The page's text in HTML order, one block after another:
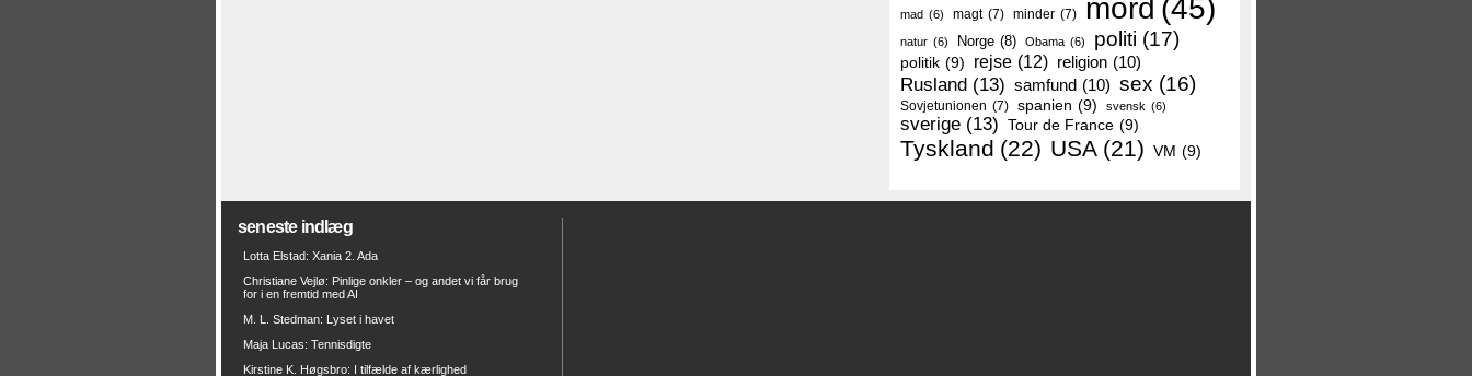
mad (6) magt (7) minder (7) mord (45)
natur (6) Norge (8) Obama (6) politi (17)
politik (9) rejse (12) religion (10)
Rusland (13) samfund (10) sex (16)
Sovjetunionen (7) spanien (9) svensk (6)
sverige (13) Tour de France (9)
Tyskland (22) USA (21) VM (9)
seneste indlæg
Lotta Elstad: Xania 2. Ada
Christiane Vejlø: Pinlige onkler – og andet vi får brug
for i en fremtid med AI
M. L. Stedman: Lyset i havet
Maja Lucas: Tennisdigte
Kirstine K. Høgsbro: I tilfælde af kærlighed